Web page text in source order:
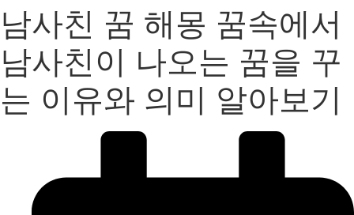
남사친 꿈 해몽 꿈속에서
남사친이 나오는 꿈을 꾸
는 이유와 의미 알아보기